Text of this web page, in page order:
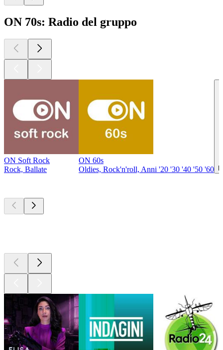
ON 70s: Radio del gruppo
ON Soft Rock
Rock, Ballate
ON 60s
Oldies, Rock'n'roll, Anni '20 '30 '40 '50 '60